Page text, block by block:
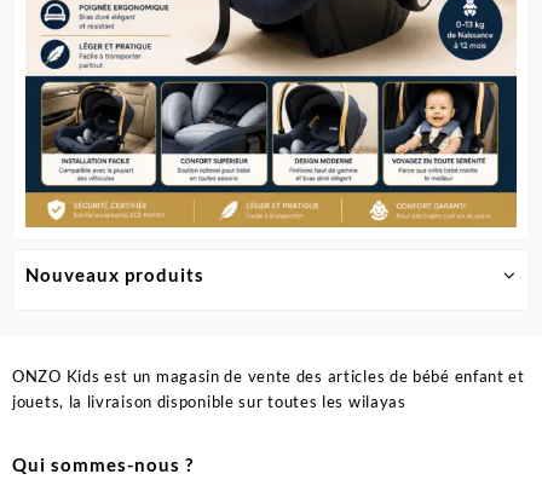
Nouveaux produits
produit
ONZO Kids est un magasin de vente des articles de bébé enfant et
jouets, la livraison disponible sur toutes les wilayas
Qui sommes-nous ?